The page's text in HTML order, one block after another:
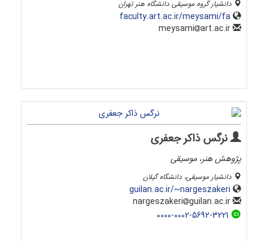
دانشیار گروه موسیقی دانشگاه هنر تهران
faculty.art.ac.ir/meysami/fa
art.ac.ir
نرگس ذاکر جعفری
پژوهش هنر، موسیقی
دانشیار موسیقی، دانشگاه گیلان
guilan.ac.ir/~nargeszakeri
guilan.ac.ir
0000-0002-5692-3221